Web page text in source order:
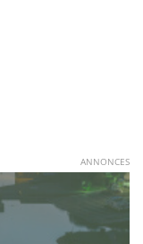
ANNONCES